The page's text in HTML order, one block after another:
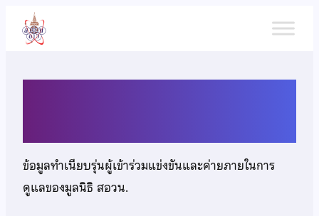
เนื้อหา
ข้อมูลทำเนียบรุ่นผู้เข้าร่วมแข่งขันและค่ายภายในการ
ดูแลของมูลนิธิ สอวน.